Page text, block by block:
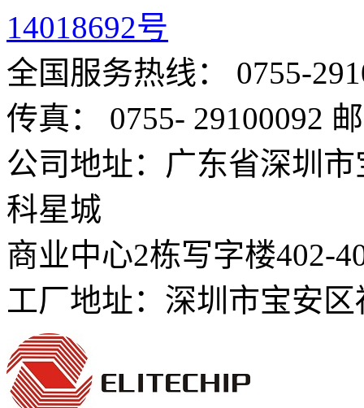
14018692号
全国服务热线： 0755-
传真： 0755- 29100092
公司地址：广东省深圳
科星城
商业中心2栋写字楼402-
工厂地址：深圳市宝安